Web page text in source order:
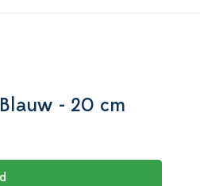
- 20 cm